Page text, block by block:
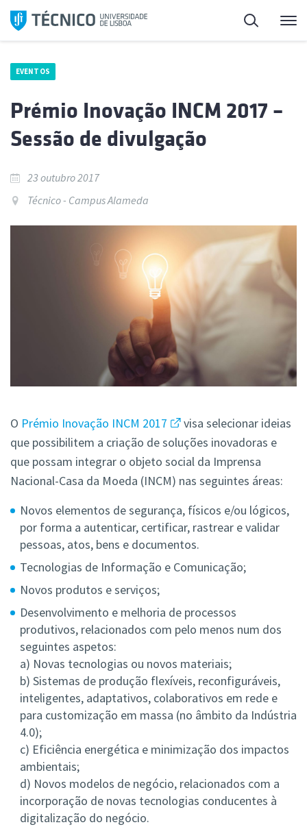
Saltar
para
Pesquisa
EVENTOS
Prémio Inovação INCM 2017 –
Sessão de divulgação
23 outubro 2017
Técnico - Campus Alameda
O Prémio Inovação INCM 2017
visa selecionar ideias
que possibilitem a criação de soluções inovadoras e
que possam integrar o objeto social da Imprensa
Nacional-Casa da Moeda (INCM) nas seguintes áreas:
Novos elementos de segurança, físicos e/ou lógicos,
por forma a autenticar, certificar, rastrear e validar
pessoas, atos, bens e documentos.
Tecnologias de Informação e Comunicação;
Novos produtos e serviços;
Desenvolvimento e melhoria de processos
produtivos, relacionados com pelo menos num dos
seguintes aspetos:
a) Novas tecnologias ou novos materiais;
b) Sistemas de produção flexíveis, reconfiguráveis,
inteligentes, adaptativos, colaborativos em rede e
para customização em massa (no âmbito da Indústria
4.0);
c) Eficiência energética e minimização dos impactos
ambientais;
d) Novos modelos de negócio, relacionados com a
incorporação de novas tecnologias conducentes à
digitalização do negócio.